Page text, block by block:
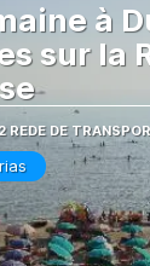
à
sur la
2 REDE DE